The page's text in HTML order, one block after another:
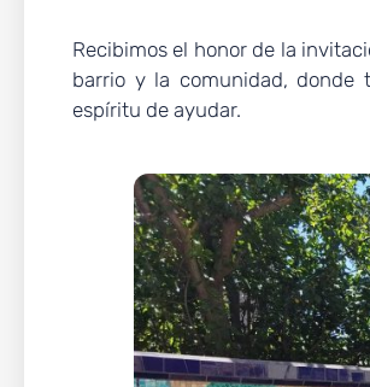
Recibimos el honor de la
barrio y la comunidad, donde
espíritu de ayudar.